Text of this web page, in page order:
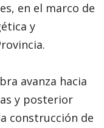
en el marco de
y
avanza hacia
y posterior
construcción de